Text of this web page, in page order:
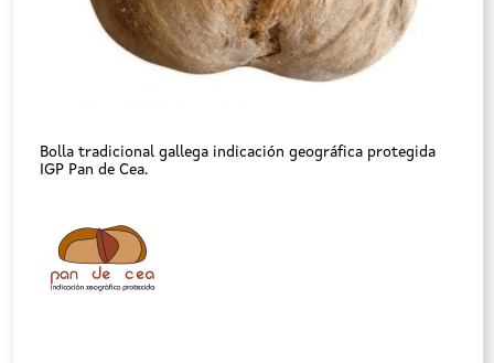
Bolla tradicional gallega indicación geográfica protegida
IGP Pan de Cea.